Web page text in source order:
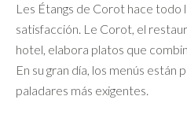
Les Étangs de Corot hace todo
satisfacción. Le Corot, el
hotel, elabora platos que
En su gran día, los menús están
paladares más exigentes.